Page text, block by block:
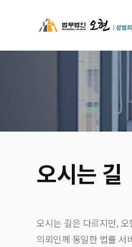
츠
오시는 길
오시는 길은 다르지만,
의뢰인께 동일한 법률 서